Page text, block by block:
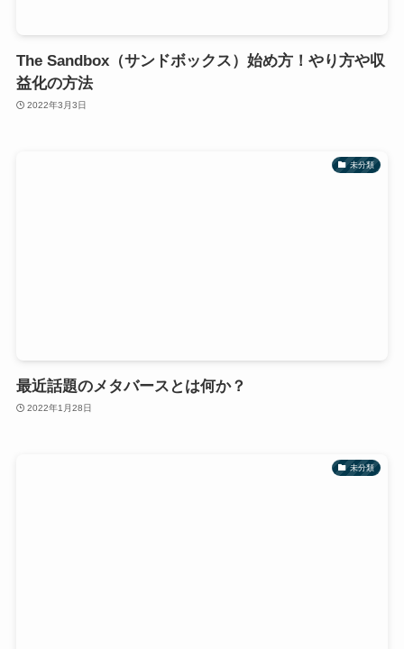
The Sandbox（サンドボックス）始め方！やり方や収
益化の方法
2022年3月3日
未分類
最近話題のメタバースとは何か？
2022年1月28日
未分類